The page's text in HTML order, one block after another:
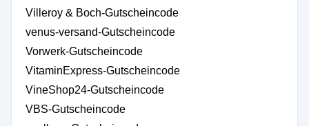
Villeroy & Boch-Gutscheincode
venus-versand-Gutscheincode
Vorwerk-Gutscheincode
VitaminExpress-Gutscheincode
VineShop24-Gutscheincode
VBS-Gutscheincode